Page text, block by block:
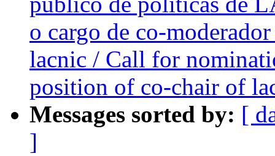
o cargo de co-
lacnic / Call for
position of co-chair of
Messages sorted by: [
]